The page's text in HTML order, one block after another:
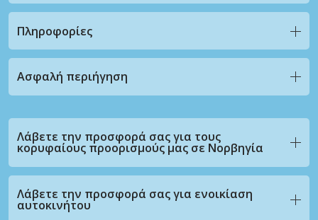
Πληροφορίες
Ασφαλή περιήγηση
Λάβετε την προσφορά σας για τους
κορυφαίους προορισμούς μας σε Νορβηγία
Λάβετε την προσφορά σας για ενοικίαση
αυτοκινήτου